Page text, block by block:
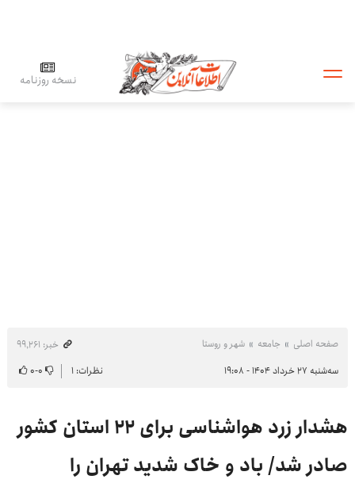
نسخه روزنامه
صفحه اصلی جامعه شهر و روستا
خبر: ۹۹٬۲۶۱
سه‌شنبه ۲۷ خرداد ۱۴۰۴ - ۱۹:۰۸
نظرات: ۱ ۰-۰
هشدار زرد هواشناسی برای ۲۲ استان کشور
صادر شد/ باد و خاک شدید تهران را